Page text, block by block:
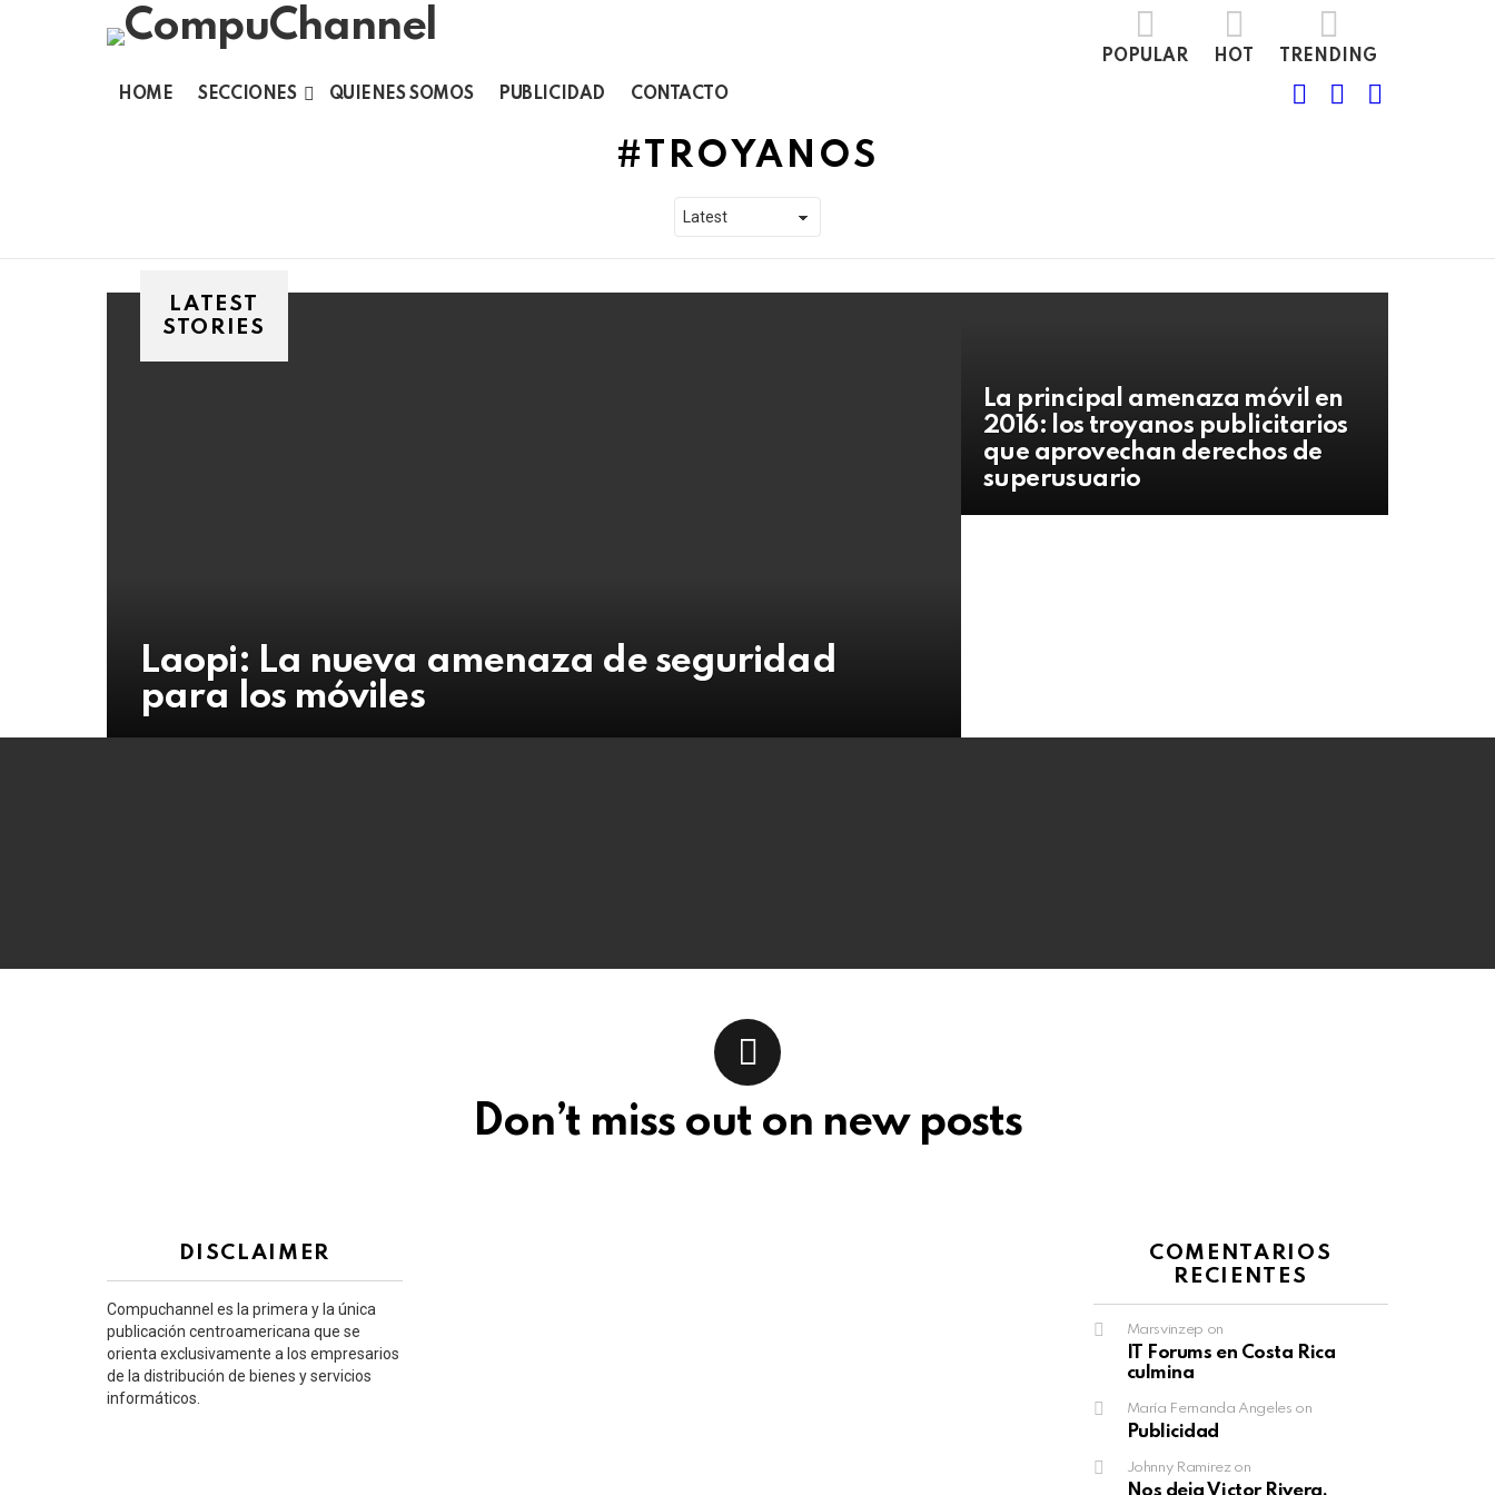
POPULAR HOT TRENDING
HOME SECCIONES QUIENES SOMOS PUBLICIDAD CONTACTO
FOLLOWSEARCH
TROYANOS
LATEST
STORIES
Laopi: La nueva amenaza de seguridad
para los móviles
La principal amenaza móvil en
2016: los troyanos publicitarios
que aprovechan derechos de
superusuario
Don’t miss out on new posts
DISCLAIMER
Compuchannel es la primera y la única
publicación centroamericana que se
orienta exclusivamente a los empresarios
de la distribución de bienes y servicios
informáticos.
COMENTARIOS
RECIENTES
Marsvinzep on
IT Forums en Costa Rica
culmina
María Fernanda Angeles on
Publicidad
Johnny Ramirezon